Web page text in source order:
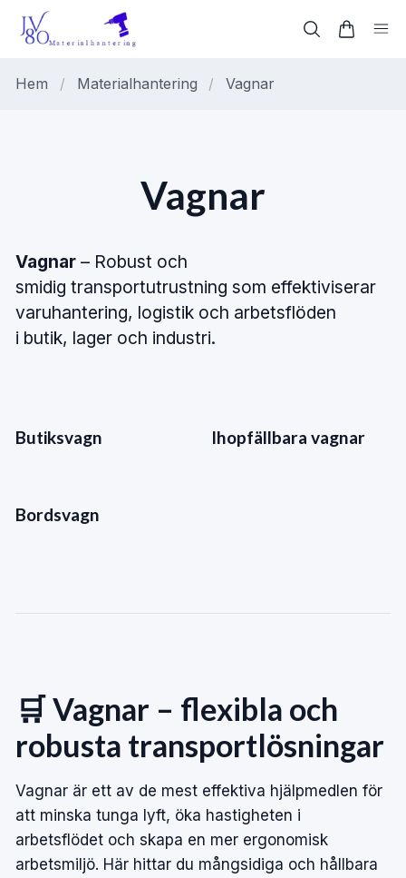
Hem / Materialhantering / Vagnar
Vagnar
Vagnar – Robust och
smidig transportutrustning som effektiviserar
varuhantering, logistik och arbetsflöden
i butik, lager och industri.
Butiksvagn Ihopfällbara vagnar
Bordsvagn
🛒 Vagnar – flexibla och
robusta transportlösningar
Vagnar är ett av de mest effektiva hjälpmedlen för
att minska tunga lyft, öka hastigheten i
arbetsflödet och skapa en mer ergonomisk
arbetsmiljö. Här hittar du mångsidiga och hållbara